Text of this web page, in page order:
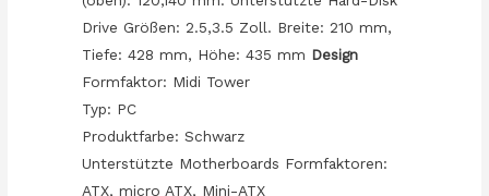
Drive Größen: 2.5,3.5 Zoll. Breite: 210 mm,
Tiefe: 428 mm, Höhe: 435 mm Design
Formfaktor: Midi Tower
Typ: PC
Produktfarbe: Schwarz
Unterstützte Motherboards Formfaktoren:
ATX, micro ATX, Mini-ATX